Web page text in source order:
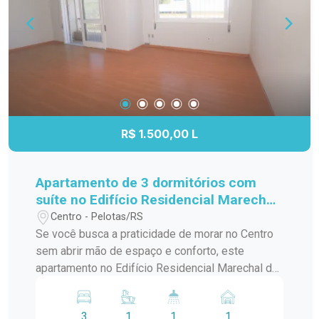
estratégica, praticidade e conforto para facilitar o
seu dia a dia.
R$ 1.500,00 L
Apartamento de 3 dormitórios com
suíte no Edifício Residencial Marechal
de Ferro - Centro - Pelotas
Centro - Pelotas/RS
Se você busca a praticidade de morar no Centro
sem abrir mão de espaço e conforto, este
apartamento no Edifício Residencial Marechal de
amplos, bem distribuídos e funcionais, o imóvel